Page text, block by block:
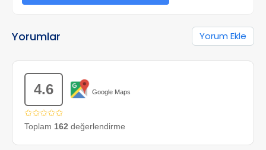
Yorumlar Yorum Ekle
4.6 Google Maps
✩✩✩✩✩
Toplam 162 değerlendirme